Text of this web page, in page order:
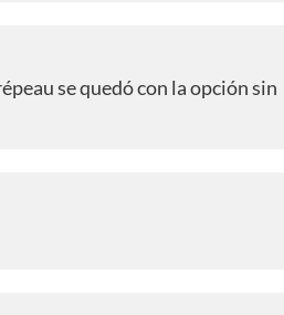
se quedó con la opción sin